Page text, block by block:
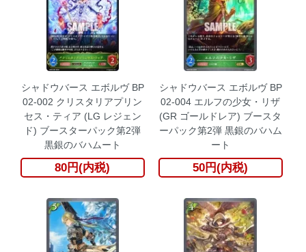
シャドウバース エボルヴ BP
02-002 クリスタリアプリン
セス・ティア (LG レジェン
ド) ブースターパック第2弾
黒銀のバハムート
80円(内税)
シャドウバース エボルヴ BP
02-004 エルフの少女・リザ
(GR ゴールドレア) ブースタ
ーパック第2弾 黒銀のバハム
ート
50円(内税)